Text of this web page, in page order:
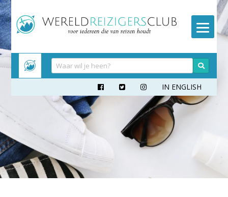
Meteen
naar
inhoud
   IN ENGLISH